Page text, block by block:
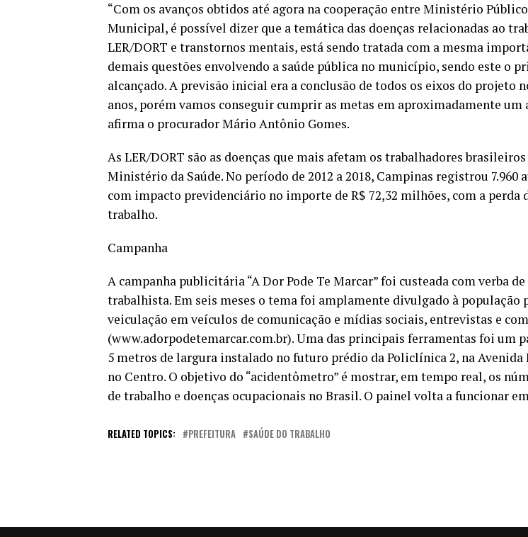
“Com os avanços obtidos até agora na cooperação entre Ministério
Municipal, é possível dizer que a temática das doenças relacionadas ao
LER/DORT e transtornos mentais, está sendo tratada com a mesma
demais questões envolvendo a saúde pública no município, sendo este o
alcançado. A previsão inicial era a conclusão de todos os eixos do projeto
anos, porém vamos conseguir cumprir as metas em aproximadamente um
afirma o procurador Mário Antônio Gomes.
As LER/DORT são as doenças que mais afetam os trabalhadores
Ministério da Saúde. No período de 2012 a 2018, Campinas registrou 7.960
com impacto previdenciário no importe de R$ 72,32 milhões, com a perda
trabalho.
Campanha
A campanha publicitária “A Dor Pode Te Marcar” foi custeada com verba
trabalhista. Em seis meses o tema foi amplamente divulgado à população
veiculação em veículos de comunicação e mídias sociais, entrevistas e
(www.adorpodetemarcar.com.br). Uma das principais ferramentas foi um
5 metros de largura instalado no futuro prédio da Policlínica 2, na Avenida
no Centro. O objetivo do “acidentômetro” é mostrar, em tempo real, os
de trabalho e doenças ocupacionais no Brasil. O painel volta a funcionar
RELATED TOPICS: PREFEITURA SAÚDE DO TRABALHO